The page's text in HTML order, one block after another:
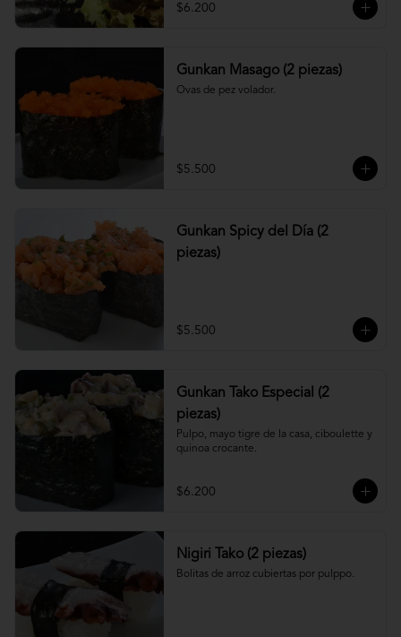
$6.200
Gunkan Masago (2 piezas)
Ovas de pez volador.
$5.500
Gunkan Spicy del Día (2
piezas)
$5.500
Gunkan Tako Especial (2
piezas)
Pulpo, mayo tigre de la casa, ciboulette y
quinoa crocante.
$6.200
Nigiri Tako (2 piezas)
Bolitas de arroz cubiertas por pulppo.